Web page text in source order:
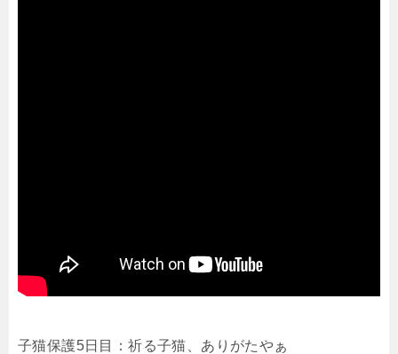
子猫保護5日目：祈る子猫、ありがたやぁ